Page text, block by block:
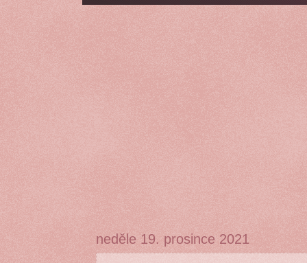
neděle 19. prosince 2021